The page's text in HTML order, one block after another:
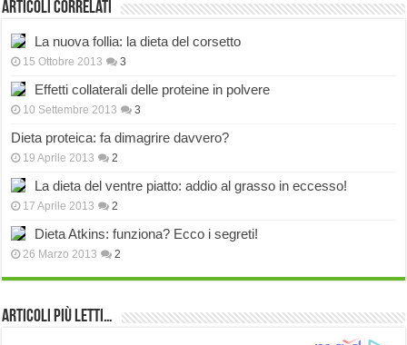
Articoli correlati
La nuova follia: la dieta del corsetto
15 Ottobre 2013 3
Effetti collaterali delle proteine in polvere
10 Settembre 2013 3
Dieta proteica: fa dimagrire davvero?
19 Aprile 2013 2
La dieta del ventre piatto: addio al grasso in eccesso!
17 Aprile 2013 2
Dieta Atkins: funziona? Ecco i segreti!
26 Marzo 2013 2
Articoli più Letti…